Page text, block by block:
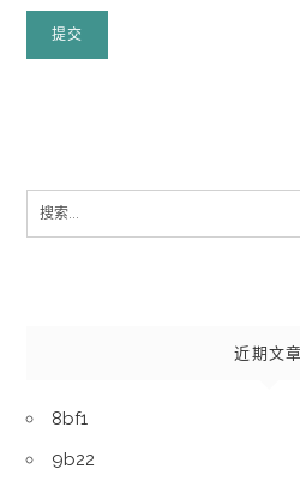
Search
近期文章
8bf1
9b22